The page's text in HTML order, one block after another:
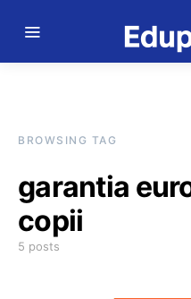
BROWSING TAG
garantia
copii
5 posts